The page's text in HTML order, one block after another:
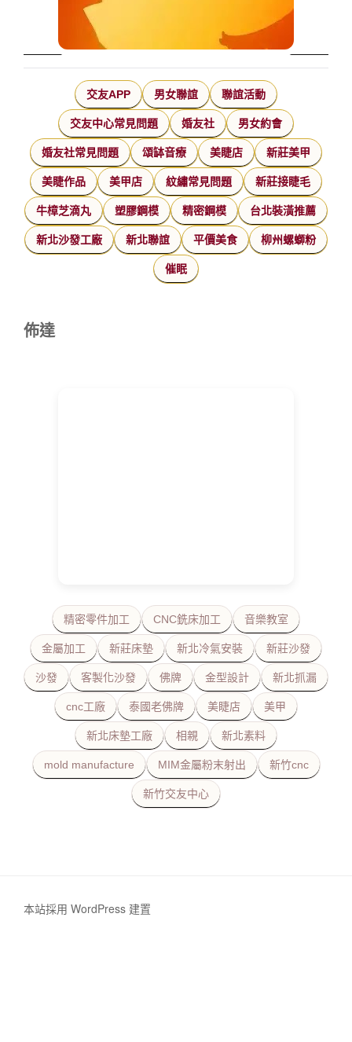
交友APP 男女聯誼 聯誼活動
交友中心常見問題 婚友社 男女約會
婚友社常見問題 頌缽音療 美睫店 新莊美甲
美睫作品 美甲店 紋繡常見問題 新莊接睫毛
牛樟芝滴丸 塑膠鋼模 精密鋼模 台北裝潢推薦
新北沙發工廠 新北聯誼 平價美食 柳州螺螄粉
催眠
佈達
精密零件加工 CNC銑床加工 音樂教室
金屬加工 新莊床墊 新北冷氣安裝 新莊沙發
沙發 客製化沙發 佛牌 金型設計 新北抓漏
cnc工廠 泰國老佛牌 美睫店 美甲
新北床墊工廠 相親 新北素料
mold manufacture MIM金屬粉末射出 新竹cnc
新竹交友中心
本站採用 WordPress 建置